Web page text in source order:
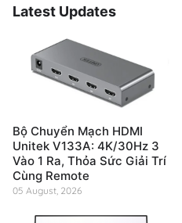
Latest Updates
Bộ Chuyển Mạch HDMI
Unitek V133A: 4K/30Hz 3
Vào 1 Ra, Thỏa Sức Giải Trí
Cùng Remote
05 August, 2026